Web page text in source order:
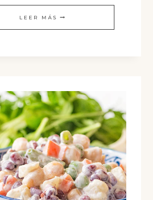
LEER MÁS ENSALADAS
CON